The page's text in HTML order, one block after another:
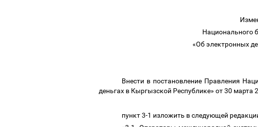
Национального
«Об электронных
Внести в постановление Правления
деньгах в Кыргызской Республике» от 30
пункт 3-1 изложить в следующей